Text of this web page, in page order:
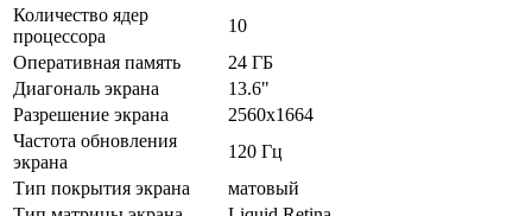
Количество ядер
процессора
10
Оперативная память
24 ГБ
Диагональ экрана
13.6"
Разрешение экрана
2560x1664
Частота обновления
экрана
120 Гц
Тип покрытия экрана
матовый